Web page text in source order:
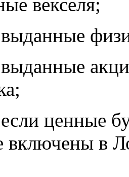
выданные
выданные
ценные
включены в